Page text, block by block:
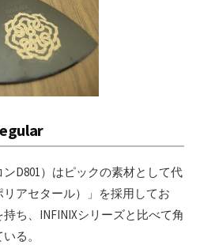
ンD801）はピックの素材として代
アセタール）」を採用してお
ち、INFINIXシリーズと比べて角
る。